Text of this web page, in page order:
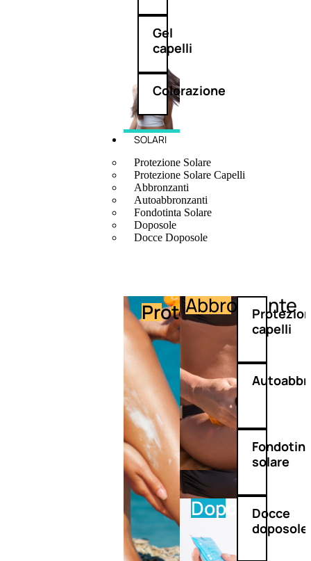
Gel
capelli
Colorazione
SOLARI
Protezione Solare
Protezione Solare Capelli
Abbronzanti
Autoabbronzanti
Fondotinta Solare
Doposole
Docce Doposole
Protezione
Abbronzante
Doposole
capelli
solare
Docce
doposole